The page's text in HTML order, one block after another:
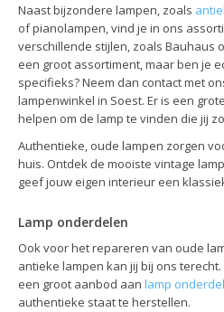
Naast bijzondere lampen, zoals
of pianolampen, vind je in ons
verschillende stijlen, zoals Bauhaus
een groot assortiment, maar ben je
specifieks? Neem dan contact met
lampenwinkel in Soest. Er is een
helpen om de lamp te vinden die jij
Authentieke, oude lampen zorgen
huis. Ontdek de mooiste vintage
geef jouw eigen interieur een
Lamp onderdelen
Ook voor het repareren van oude
antieke lampen kan jij bij ons
een groot aanbod aan lamp
authentieke staat te herstellen.